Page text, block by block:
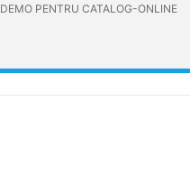
DEMO PENTRU CATALOG-ONLINE